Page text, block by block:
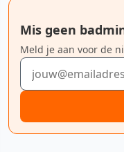
Mis geen
Meld je aan voor de
E-mailadres